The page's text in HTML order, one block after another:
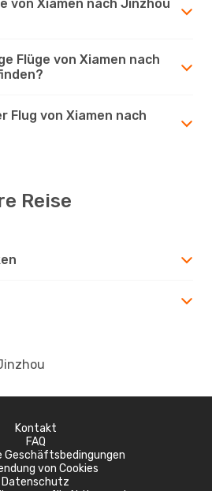
von Xiamen nach Jinzhou
Flüge von Xiamen nach
Flug von Xiamen nach
Reise
Kontakt
FAQ
Geschäftsbedingungen
von Cookies
Datenschutz